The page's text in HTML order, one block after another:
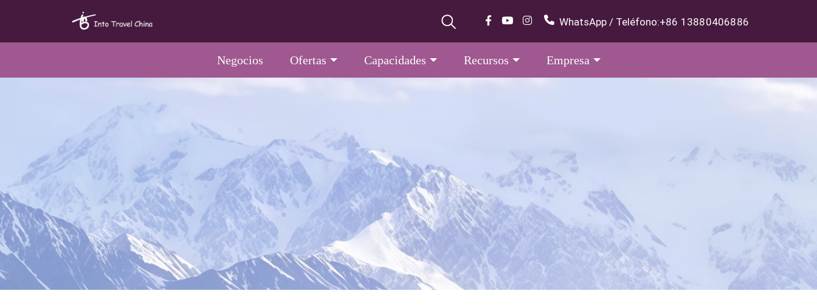
WhatsApp / Teléfono:+86 13880406886
Negocios Ofertas Capacidades Recursos Empresa